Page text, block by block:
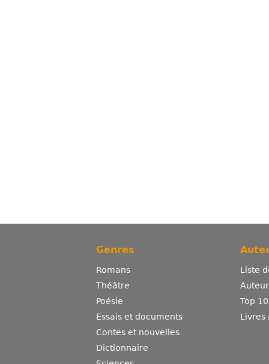
Genres
Romans
Théâtre
Poésie
Essais et documents
Contes et nouvelles
Dictionnaire
Liste
Top
Livres